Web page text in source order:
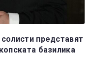
представят
базилика